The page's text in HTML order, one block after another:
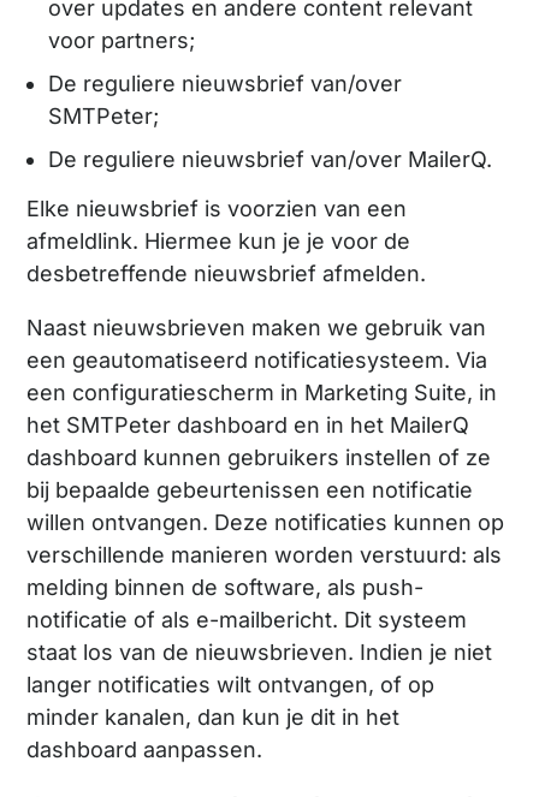
over updates en andere content relevant
voor partners;
De reguliere nieuwsbrief van/over
SMTPeter;
De reguliere nieuwsbrief van/over MailerQ.
Elke nieuwsbrief is voorzien van een
afmeldlink. Hiermee kun je je voor de
desbetreffende nieuwsbrief afmelden.
Naast nieuwsbrieven maken we gebruik van
een geautomatiseerd notificatiesysteem. Via
een configuratiescherm in Marketing Suite, in
het SMTPeter dashboard en in het MailerQ
dashboard kunnen gebruikers instellen of ze
bij bepaalde gebeurtenissen een notificatie
willen ontvangen. Deze notificaties kunnen op
verschillende manieren worden verstuurd: als
melding binnen de software, als push-
notificatie of als e-mailbericht. Dit systeem
staat los van de nieuwsbrieven. Indien je niet
langer notificaties wilt ontvangen, of op
minder kanalen, dan kun je dit in het
dashboard aanpassen.